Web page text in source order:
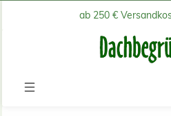
Zum Hauptinhalt springen
ab 250 €